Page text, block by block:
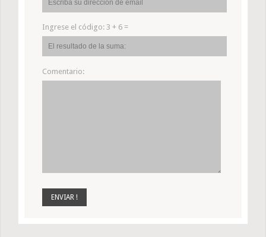
Ingrese el código: 3 + 6 =
Comentario: